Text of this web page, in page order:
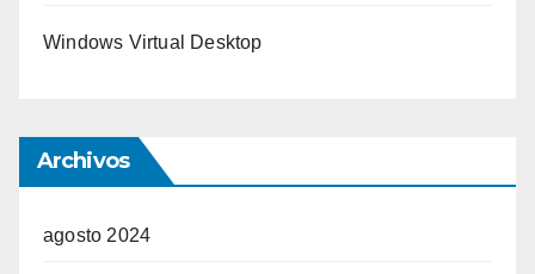
Windows Virtual Desktop
Archivos
agosto 2024